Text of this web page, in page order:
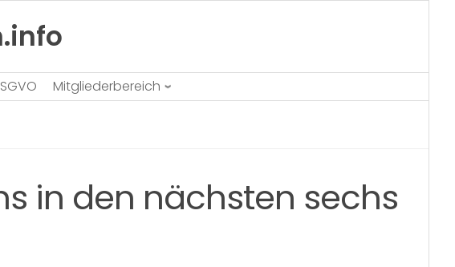
Mitgliederbereich
in den nächsten sechs